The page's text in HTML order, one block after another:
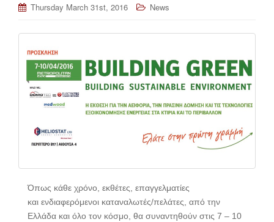
Thursday March 31st, 2016 News
Όπως κάθε χρόνο, εκθέτες, επαγγελματίες
και ενδιαφερόμενοι καταναλωτές/πελάτες, από την
Ελλάδα και όλο τον κόσμο, θα συναντηθούν στις 7 – 10